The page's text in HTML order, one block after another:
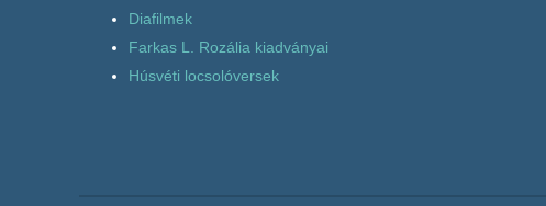
Diafilmek
Farkas L. Rozália kiadványai
Húsvéti locsolóversek